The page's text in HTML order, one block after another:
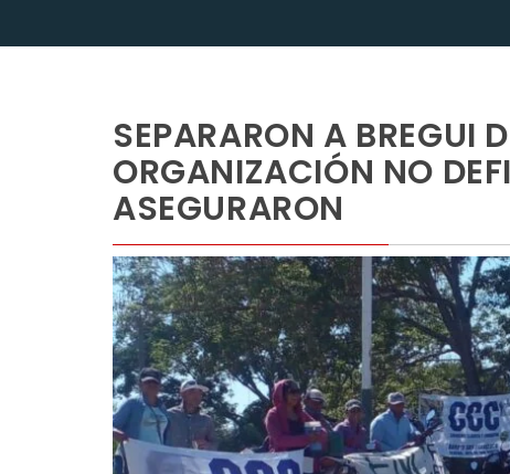
SEPARARON A BREGUI
ORGANIZACIÓN NO
ASEGURARON